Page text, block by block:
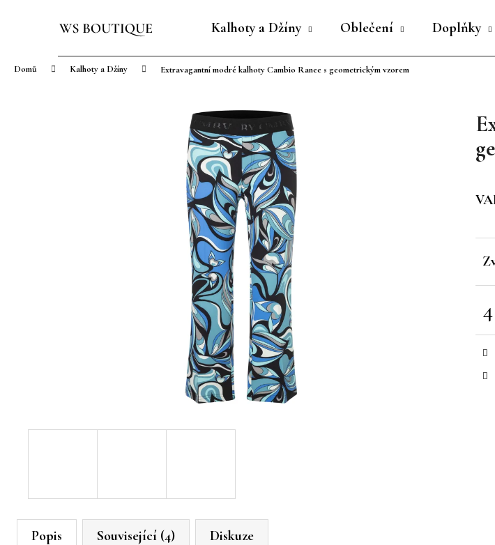
Kalhoty a Džíny Oblečení Doplňky
Domů Kalhoty a Džíny Extravagantní modré kalhoty Cambio Ranee s geometrickým vzorem
Popis Související (4) Diskuze
Zpět
obchodu
Zpět
obchodu
Co potřebujete najít?